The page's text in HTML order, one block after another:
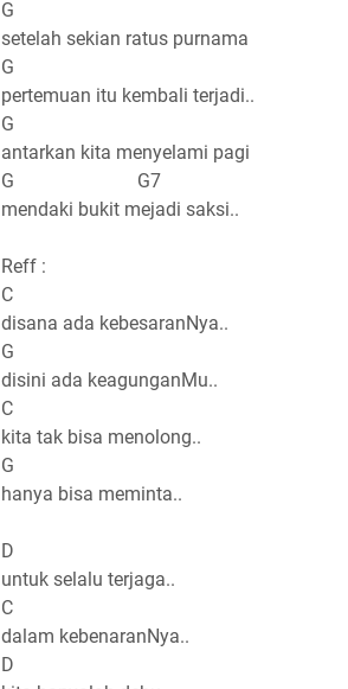
G
setelah sekian ratus purnama
G
pertemuan itu kembali terjadi..
G
antarkan kita menyelami pagi
G G7
mendaki bukit mejadi saksi..
Reff :
C
disana ada kebesaranNya..
G
disini ada keagunganMu..
C
kita tak bisa menolong..
G
hanya bisa meminta..
D
untuk selalu terjaga..
C
dalam kebenaranNya..
D